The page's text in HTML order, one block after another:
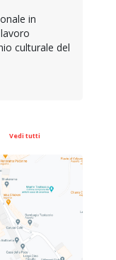
in
culturale del
Vedi tutti